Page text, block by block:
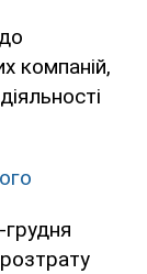
компаній,